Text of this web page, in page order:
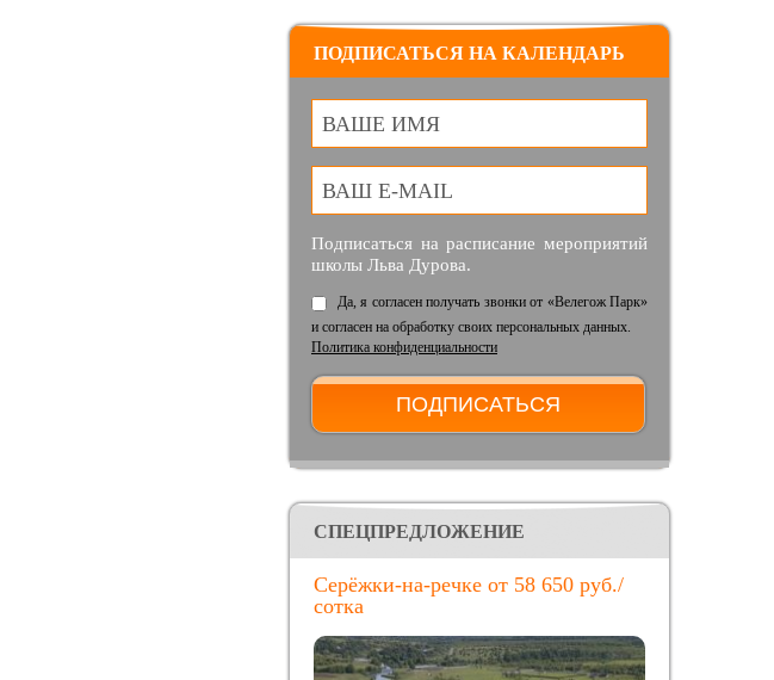
ПОДПИСАТЬСЯ НА КАЛЕНДАРЬ
ВАШЕ ИМЯ
ВАШ E-MAIL
Подписаться на расписание мероприятий
школы Льва Дурова.
Да, я согласен получать звонки от «Велегож Парк»
и согласен на обработку своих персональных данных.
Политика конфиденциальности
CПЕЦПРЕДЛОЖЕНИЕ
Серёжки-на-речке от 58 650 руб./
сотка